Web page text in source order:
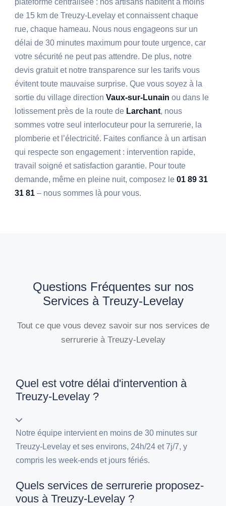
plateforme centralisée : nos artisans habitent à moins
de 15 km de Treuzy-Levelay et connaissent chaque
rue, chaque hameau. Nous nous engageons sur un
délai de 30 minutes maximum pour toute urgence, car
votre sécurité ne peut pas attendre. De plus, notre
devis gratuit et notre transparence sur les tarifs vous
évitent toute mauvaise surprise. Que vous soyez à la
sortie du village directionVaux-sur-Lunain ou dans le
lotissement près de la route de Larchant, nous
sommes votre seul interlocuteur pour la serrurerie, la
plomberie et l’électricité. Faites confiance à un artisan
qui respecte son engagement : intervention rapide,
travail soigné et satisfaction garantie. Pour toute
demande, même en pleine nuit, composez le01 89 31
31 81 – nous sommes là pour vous.
Questions Fréquentes sur nos
Services à Treuzy-Levelay
Tout ce que vous devez savoir sur nos services de
serrurerie à Treuzy-Levelay
Quel est votre délai d'intervention à
Treuzy-Levelay ?
Notre équipe intervient en moins de 30 minutes sur
Treuzy-Levelay et ses environs, 24h/24 et 7j/7, y
compris les week-ends et jours fériés.
Quels services de serrurerie proposez-
vous à Treuzy-Levelay ?